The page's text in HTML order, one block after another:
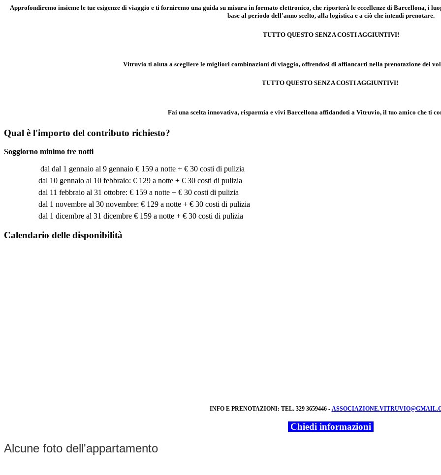
Approfondiremo insieme le tue esigenze di viaggio e ti forniremo una guida su misura in formato elettronico, che riporterà le eccellenze di Barcellona, i
base al periodo dell'anno scelto, alla logistica e a ciò che intendi prenotare.
TUTTO QUESTO SENZA COSTI AGGIUNTIVI!
Vitruvio ti aiuta a scegliere le migliori combinazioni di viaggio, offrendosi di affiancarti nella prenotazione dei
TUTTO QUESTO SENZA COSTI AGGIUNTIVI!
Fai una scelta innovativa, risparmia e vivi Barcellona affidandoti a Vitruvio, il tuo amico che ti
Qual è l'importo del contributo richiesto?
Soggiorno minimo tre notti
dal dal 1 gennaio al 9 gennaio € 159 a notte + € 30 costi di pulizia
dal 10 gennaio al 10 febbraio: € 129 a notte + € 30 costi di pulizia
dal 11 febbraio al 31 ottobre: € 159 a notte + € 30 costi di pulizia
dal 1 novembre al 30 novembre: € 129 a notte + € 30 costi di pulizia
dal 1 dicembre al 31 dicembre € 159 a notte + € 30 costi di pulizia
Calendario delle disponibilità
INFO E PRENOTAZIONI: TEL. 329 3659446 -
Chiedi informazioni
Alcune foto dell'appartamento